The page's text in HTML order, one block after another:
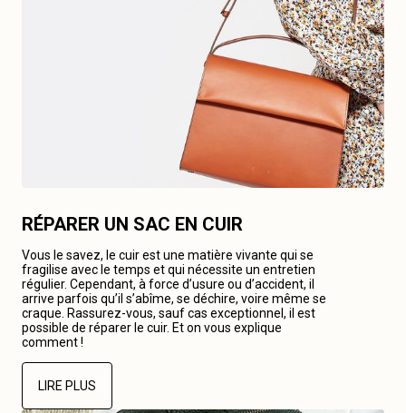
RÉPARER UN SAC EN CUIR
Vous le savez, le cuir est une matière vivante qui se
fragilise avec le temps et qui nécessite un entretien
régulier. Cependant, à force d’usure ou d’accident, il
arrive parfois qu’il s’abîme, se déchire, voire même se
craque. Rassurez-vous, sauf cas exceptionnel, il est
possible de réparer le cuir. Et on vous explique
comment !
LIRE PLUS